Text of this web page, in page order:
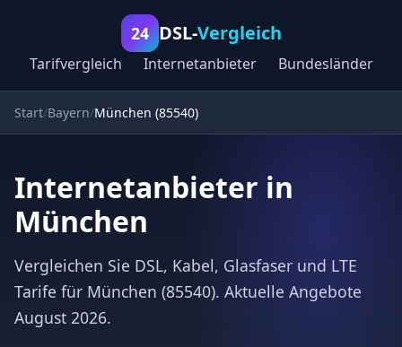
24 DSL-Vergleich
Tarifvergleich Internetanbieter Bundesländer
Start Bayern München (85540)
Internetanbieter in
München
Vergleichen Sie DSL, Kabel, Glasfaser und LTE
Tarife für München (85540). Aktuelle Angebote
August 2026.